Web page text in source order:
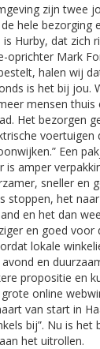
zijn twee
hele bezorging
is Hurby, dat zich
oprichter Mark
halen wij
is het bij jou.
mensen thuis
Het bezorgen
Een
is amper
sneller en
stoppen, het
en het dan
en goed voor
lokale
en
propositie en
online
van start in
bij”. Nu is
het uitrollen.